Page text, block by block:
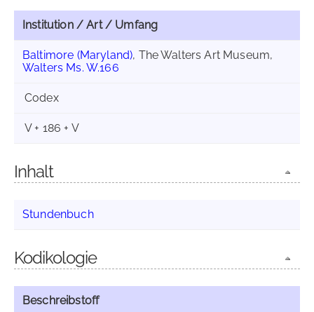
Institution / Art / Umfang
Baltimore (Maryland), The Walters Art Museum,
Walters Ms. W.166
Codex
V + 186 + V
Inhalt
Stundenbuch
Kodikologie
Beschreibstoff